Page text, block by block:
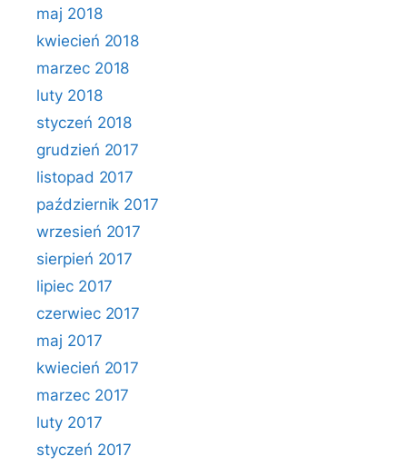
maj 2018
kwiecień 2018
marzec 2018
luty 2018
styczeń 2018
grudzień 2017
listopad 2017
październik 2017
wrzesień 2017
sierpień 2017
lipiec 2017
czerwiec 2017
maj 2017
kwiecień 2017
marzec 2017
luty 2017
styczeń 2017